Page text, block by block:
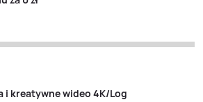
i kreatywne wideo 4K/Log